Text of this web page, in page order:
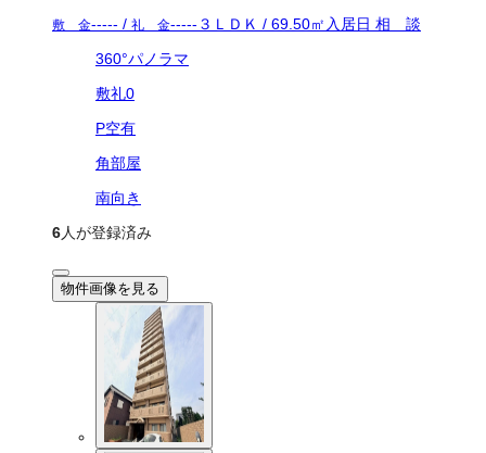
敷 金----- / 礼 金----- ３ＬＤＫ / 69.50㎡ 入居日 相 談
360°パノラマ
敷礼0
P空有
角部屋
南向き
6人が登録済み
物件画像を見る